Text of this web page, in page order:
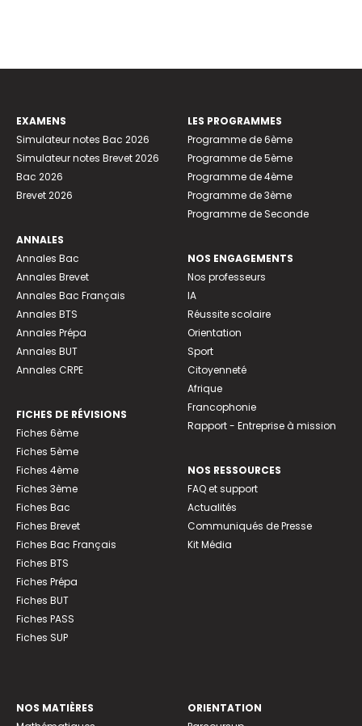
EXAMENS
Simulateur notes Bac 2026
Simulateur notes Brevet 2026
Bac 2026
Brevet 2026
ANNALES
Annales Bac
Annales Brevet
Annales Bac Français
Annales BTS
Annales Prépa
Annales BUT
Annales CRPE
FICHES DE RÉVISIONS
Fiches 6ème
Fiches 5ème
Fiches 4ème
Fiches 3ème
Fiches Bac
Fiches Brevet
Fiches Bac Français
Fiches BTS
Fiches Prépa
Fiches BUT
Fiches PASS
Fiches SUP
LES PROGRAMMES
Programme de 6ème
Programme de 5ème
Programme de 4ème
Programme de 3ème
Programme de Seconde
NOS ENGAGEMENTS
Nos professeurs
IA
Réussite scolaire
Orientation
Sport
Citoyenneté
Afrique
Francophonie
Rapport - Entreprise à mission
NOS RESSOURCES
FAQ et support
Actualités
Communiqués de Presse
Kit Média
NOS MATIÈRES
ORIENTATION